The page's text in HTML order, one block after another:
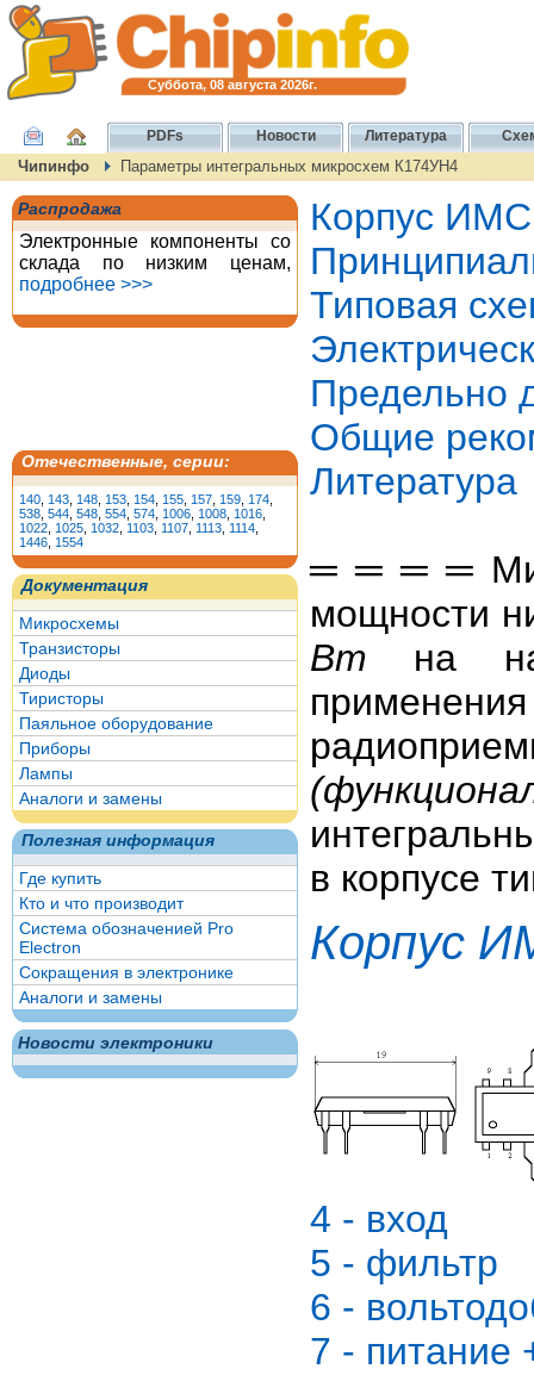
Суббота, 08 августа 2026г.
PDFs Новости Литература
Чипинфо Параметры интегральных микросхем К174УН4
Распродажа
Электронные компоненты со
склада по низким ценам,
подробнее >>>
Отечественные, серии:
140 143 148 153 154 155 157 159 174
538 544 548 554 574 1006 1008 1016
1022 1025 1032 1103 1107 1113 1114
1446 1554
Документация
Микросхемы
Транзисторы
Диоды
Тиристоры
Паяльное оборудование
Приборы
Лампы
Аналоги и замены
Полезная информация
Где купить
Кто и что производит
Система обозначенией Pro
Electron
Сокращения в электронике
Аналоги и замены
Новости электроники
Корпус
Типовая
Предельно
Общие
Литература
═ ═ ═ ═
мощности
Вт на
в корпусе
Корпус
4 - вход
5 - фильтр
6 -
7 - питание